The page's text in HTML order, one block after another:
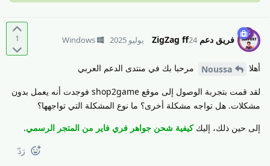
1 فريق دعم ZigZag ff 24 يوليو 2025 Windows
أهلا Noussa مرحبا بك في منتدى الدعم العربي
لقد قمت بتجربة الوصول إلى موقع shop2game فوجدت أنه يعمل بدون
مشكلات. هل تواجه مشكلة أخرى؟ ما نوع المشكلة التي تواجهها؟
إلى حين ذلك، إليككيفية شحن جواهر فري فاير من المتجر الرسمي.
رَدّ